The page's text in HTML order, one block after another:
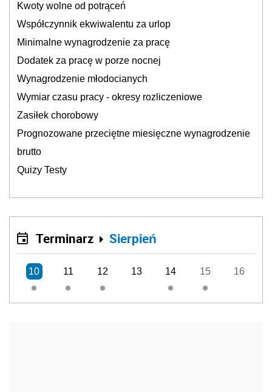
Kwoty wolne od potrąceń
Współczynnik ekwiwalentu za urlop
Minimalne wynagrodzenie za pracę
Dodatek za pracę w porze nocnej
Wynagrodzenie młodocianych
Wymiar czasu pracy - okresy rozliczeniowe
Zasiłek chorobowy
Prognozowane przeciętne miesięczne wynagrodzenie
brutto
Quizy Testy
Terminarz Sierpień
10 11 12 13 14 15 16